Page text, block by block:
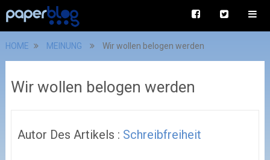
HOME MEINUNG Wir wollen belogen werden
Wir wollen belogen werden
Autor Des Artikels : Schreibfreiheit